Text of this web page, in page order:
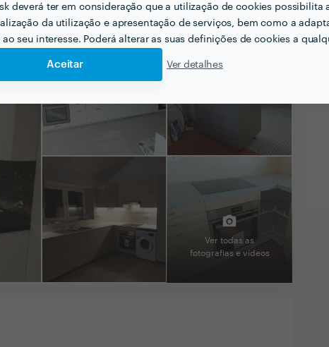
deverá ter em consideração que a utilização de cookies possibilita
da utilização e apresentação de serviços, bem como a
seu interesse. Poderá alterar as suas definições de cookies a
Aceitar Ver detalhes
Ver todas as
fotografias e vídeos